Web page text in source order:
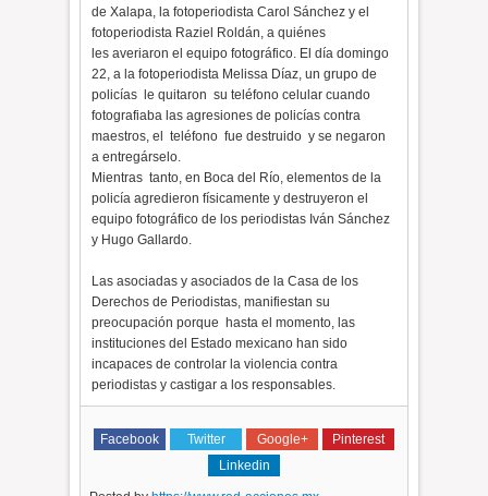
de Xalapa, la fotoperiodista Carol Sánchez y el
fotoperiodista Raziel Roldán, a quiénes
les averiaron el equipo fotográfico. El día domingo
22, a la fotoperiodista Melissa Díaz, un grupo de
policías le quitaron su teléfono celular cuando
fotografiaba las agresiones de policías contra
maestros, el teléfono fue destruido y se negaron
a entregárselo.
Mientras tanto, en Boca del Río, elementos de la
policía agredieron físicamente y destruyeron el
equipo fotográfico de los periodistas Iván Sánchez
y Hugo Gallardo.
Las asociadas y asociados de la Casa de los
Derechos de Periodistas, manifiestan su
preocupación porque hasta el momento, las
instituciones del Estado mexicano han sido
incapaces de controlar la violencia contra
periodistas y castigar a los responsables.
Facebook Twitter Google+
Pinterest
Linkedin